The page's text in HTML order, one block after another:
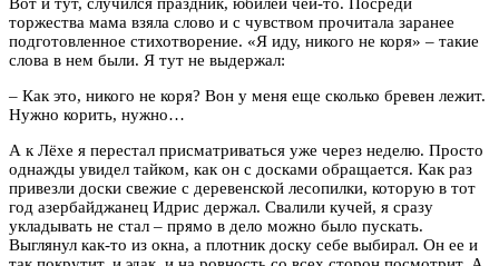
торжества мама взяла слово и с чувством прочитала заранее
подготовленное стихотворение. «Я иду, никого не коря» – такие
слова в нем были. Я тут не выдержал:
– Как это, никого не коря? Вон у меня еще сколько бревен лежит.
Нужно корить, нужно…
А к Лёхе я перестал присматриваться уже через неделю. Просто
однажды увидел тайком, как он с досками обращается. Как раз
привезли доски свежие с деревенской лесопилки, которую в тот
год азербайджанец Идрис держал. Свалили кучей, я сразу
укладывать не стал – прямо в дело можно было пускать.
Выглянул как-то из окна, а плотник доску себе выбирал. Он ее и